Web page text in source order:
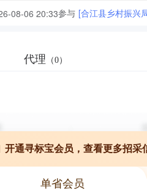
08-06 20:33参与 [合江县乡村振兴
代理 （0）
开通寻标宝会员，查看更多招采
单省会员